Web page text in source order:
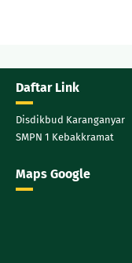
Daftar Link
Disdikbud Karanganyar
SMPN 1 Kebakkramat
Maps Google